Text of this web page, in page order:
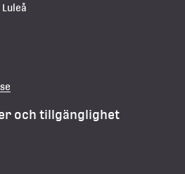
och tillgänglighet